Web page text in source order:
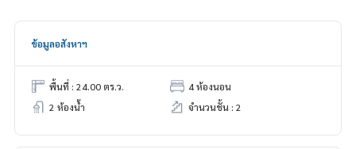
ข้อมูลอสังหาฯ
พื้นที่ : 24.00 ตร.ว.
4 ห้องนอน
2 ห้องน้ำ
จำนวนชั้น : 2